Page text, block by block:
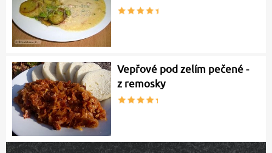
Vepřové pod zelím pečené -
z remosky